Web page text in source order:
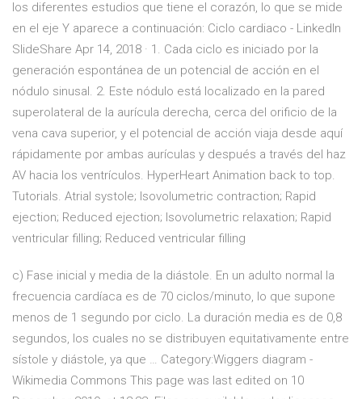
los diferentes estudios que tiene el corazón, lo que se mide
en el eje Y aparece a continuación: Ciclo cardiaco - LinkedIn
SlideShare Apr 14, 2018 · 1. Cada ciclo es iniciado por la
generación espontánea de un potencial de acción en el
nódulo sinusal. 2. Este nódulo está localizado en la pared
superolateral de la aurícula derecha, cerca del orificio de la
vena cava superior, y el potencial de acción viaja desde aquí
rápidamente por ambas aurículas y después a través del haz
AV hacia los ventrículos. HyperHeart Animation back to top.
Tutorials. Atrial systole; Isovolumetric contraction; Rapid
ejection; Reduced ejection; Isovolumetric relaxation; Rapid
ventricular filling; Reduced ventricular filling
c) Fase inicial y media de la diástole. En un adulto normal la
frecuencia cardíaca es de 70 ciclos/minuto, lo que supone
menos de 1 segundo por ciclo. La duración media es de 0,8
segundos, los cuales no se distribuyen equitativamente entre
sístole y diástole, ya que … Category:Wiggers diagram -
Wikimedia Commons This page was last edited on 10